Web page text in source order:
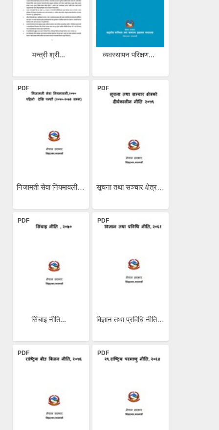
मन्त्री श्री... व्यवस्थापन परिक्षण...
PDF
निजामती सेवा नियमावली...
PDF
सूचना तथा सञ्चार क्षेत्रको...
PDF
सिंचाइ नीति...
PDF
विज्ञान तथा प्रविधि नीति...
PDF PDF